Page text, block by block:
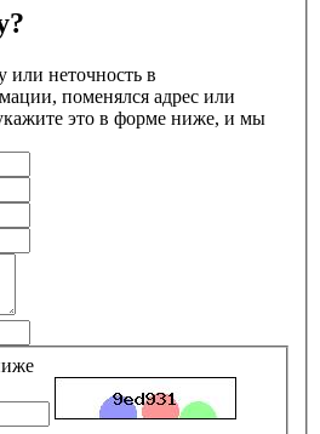
неточность в
поменялся адрес или
это в форме ниже, и мы